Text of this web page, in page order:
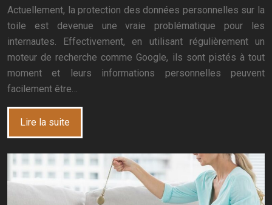
Actuellement, la protection des données personnelles sur la
toile est devenue une vraie problématique pour les
internautes. Effectivement, en utilisant régulièrement un
moteur de recherche comme Google, ils sont pistés à tout
moment et leurs informations personnelles peuvent
facilement être…
Lire la suite